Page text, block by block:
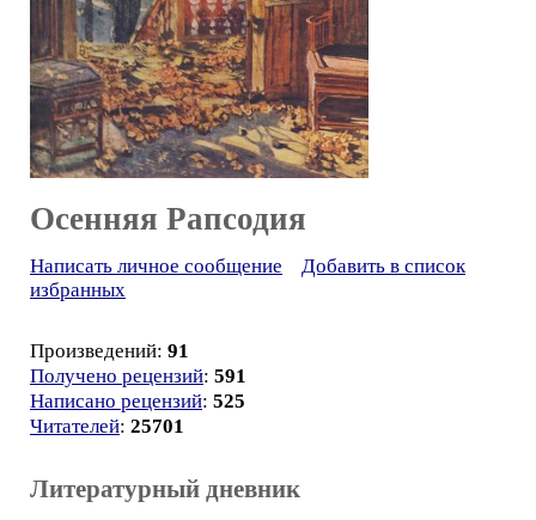
Осенняя Рапсодия
Написать личное сообщение
Добавить в список
избранных
Произведений: 91
Получено рецензий: 591
Написано рецензий: 525
Читателей: 25701
Литературный дневник